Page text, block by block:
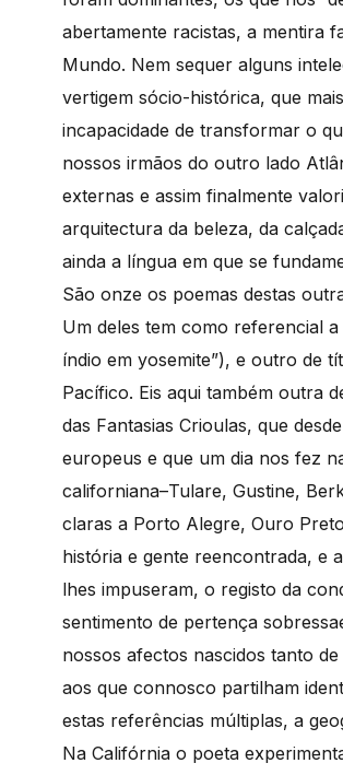
abertamente racistas, a mentira
Mundo. Nem sequer alguns
vertigem sócio-histórica, que
incapacidade de transformar o
nossos irmãos do outro lado
externas e assim finalmente
arquitectura da beleza, da
ainda a língua em que se
São onze os poemas destas
Um deles tem como referencial
índio em yosemite”), e outro de
Pacífico. Eis aqui também outra
das Fantasias Crioulas, que
europeus e que um dia nos fez
californiana–Tulare, Gustine,
claras a Porto Alegre, Ouro
história e gente reencontrada, e
lhes impuseram, o registo da
sentimento de pertença
nossos afectos nascidos tanto
aos que connosco partilham
estas referências múltiplas, a
Na Califórnia o poeta